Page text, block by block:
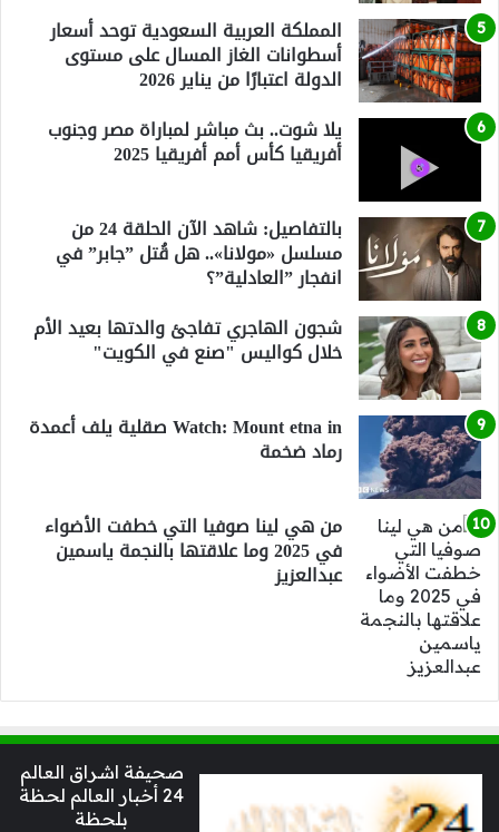
المملكة العربية السعودية توحد أسعار
أسطوانات الغاز المسال على مستوى
الدولة اعتبارًا من يناير 2026
يلا شوت.. بث مباشر لمباراة مصر وجنوب
أفريقيا كأس أمم أفريقيا 2025
بالتفاصيل: شاهد الآن الحلقة 24 من
مسلسل «مولانا».. هل قُتل ”جابر” في
انفجار ”العادلية”؟
شجون الهاجري تفاجئ والدتها بعيد الأم
خلال كواليس "صنع في الكويت"
Watch: Mount etna in صقلية يلف أعمدة
رماد ضخمة
من هي لينا صوفيا التي خطفت الأضواء
في 2025 وما علاقتها بالنجمة ياسمين
عبدالعزيز
صحيفة اشراق العالم
24 أخبار العالم لحظة
بلحظة